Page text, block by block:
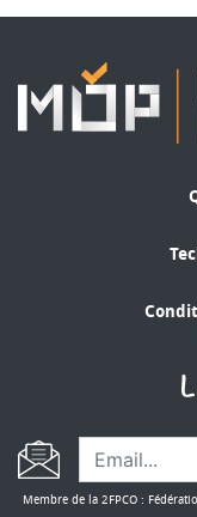
promotionnel
offrir à vos
d’années.
pompon blanc
qui vous
d’un
ou à vos
Choisissez au
personnalisé
Membre de la 2FPCO :